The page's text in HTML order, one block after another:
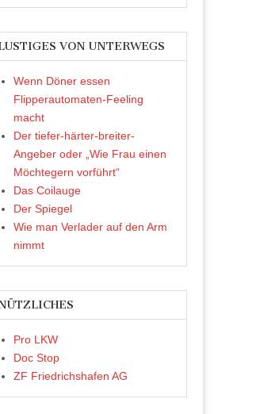
VON UNTERWEGS
Wenn Döner essen
Flipperautomaten-Feeling
macht
Der tiefer-härter-breiter-
Angeber oder „Wie Frau einen
Möchtegern vorführt“
Das Coilauge
Der Spiegel
Wie man Verlader auf den Arm
nimmt
Pro LKW
Doc Stop
ZF Friedrichshafen AG